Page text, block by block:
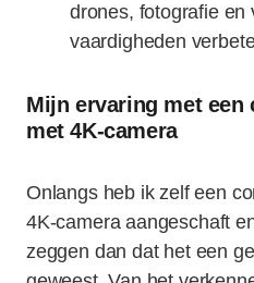
drones, fotografie en
vaardigheden
Mijn ervaring met een
met 4K-camera
Onlangs heb ik zelf een
4K-camera aangeschaft
zeggen dan dat het een